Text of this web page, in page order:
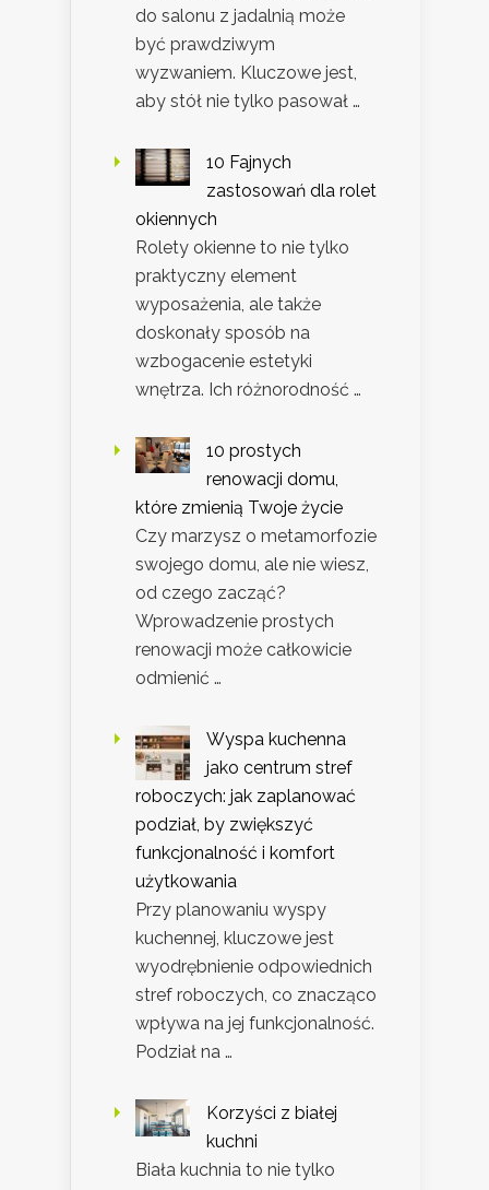
do salonu z jadalnią może
być prawdziwym
wyzwaniem. Kluczowe jest,
aby stół nie tylko pasował …
10 Fajnych
zastosowań dla rolet
okiennych
Rolety okienne to nie tylko
praktyczny element
wyposażenia, ale także
doskonały sposób na
wzbogacenie estetyki
wnętrza. Ich różnorodność …
10 prostych
renowacji domu,
które zmienią Twoje życie
Czy marzysz o metamorfozie
swojego domu, ale nie wiesz,
od czego zacząć?
Wprowadzenie prostych
renowacji może całkowicie
odmienić …
Wyspa kuchenna
jako centrum stref
roboczych: jak zaplanować
podział, by zwiększyć
funkcjonalność i komfort
użytkowania
Przy planowaniu wyspy
kuchennej, kluczowe jest
wyodrębnienie odpowiednich
stref roboczych, co znacząco
wpływa na jej funkcjonalność.
Podział na …
Korzyści z białej
kuchni
Biała kuchnia to nie tylko